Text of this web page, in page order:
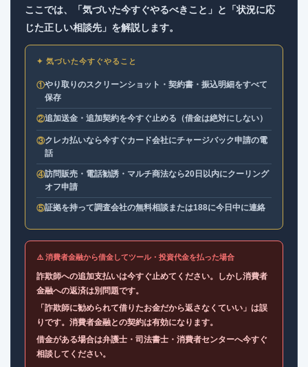
ここでは、「気づいた今すぐやるべきこと」と「状況に応
じた正しい相談先」を解説します。
✦ 気づいた今すぐやること
①やり取りのスクリーンショット・契約書・振込明細をすべて
保存
②追加送金・追加契約を今すぐ止める（借金は絶対にしない）
③クレカ払いなら今すぐカード会社にチャージバック申請の電
話
④訪問販売・電話勧誘・マルチ商法なら20日以内にクーリング
オフ申請
⑤証拠を持って調査会社の無料相談または188に今日中に連絡
⚠️ 消費者金融から借金してツール・投資代金を払った場合
詐欺師への追加支払いは今すぐ止めてください。しかし消費者
金融への返済は別問題です。
「詐欺師に勧められて借りたお金だから返さなくていい」は誤
りです。消費者金融との契約は有効になります。
借金がある場合は弁護士・司法書士・消費者センターへ今すぐ
相談してください。